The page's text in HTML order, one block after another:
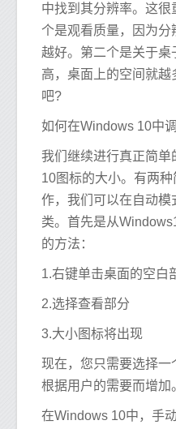
中找到其分辨率。这
个是观看质量，因为
越好。第二个是关于
高，桌面上的空间就
吧?
如何在Windows 10中
我们继续进行真正简
10图标的大小。有两
作，我们可以在自动模
类。首先是从
的方法：
1.右键单击桌面的空白
2.选择查看部分
3.大小图标将出现
现在，您只需要选择一
根据用户的需要而增加
在Windows 10中，手